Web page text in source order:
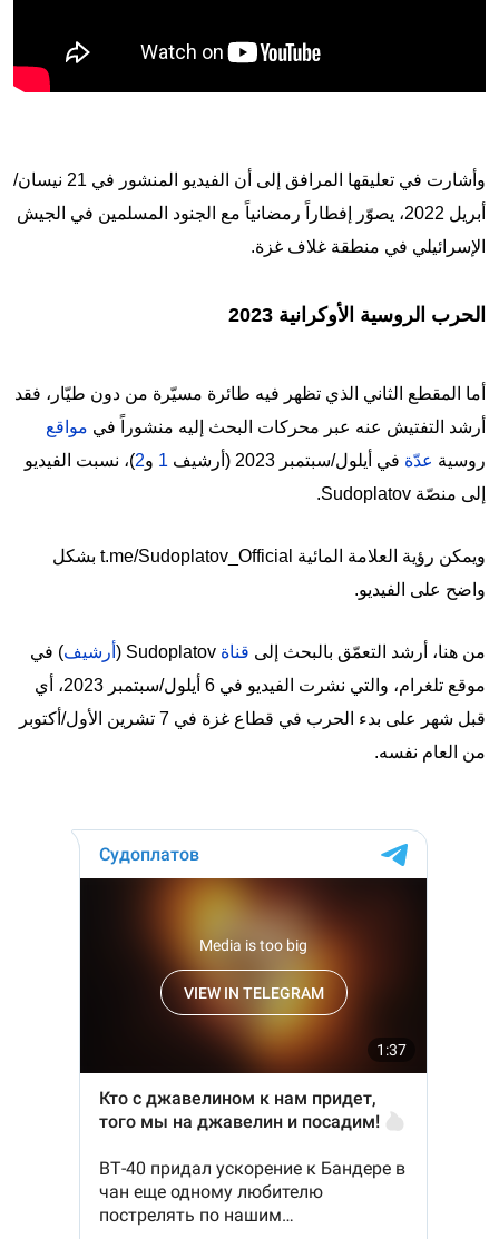
وأشارت في تعليقها المرافق إلى أن الفيديو المنشور في 21 نيسان/
أبريل 2022، يصوّر إفطاراً رمضانياً مع الجنود المسلمين في الجيش
الإسرائيلي في منطقة غلاف غزة.
الحرب الروسية الأوكرانية 2023
أما المقطع الثاني الذي تظهر فيه طائرة مسيّرة من دون طيّار، فقد
أرشد التفتيش عنه عبر محركات البحث إليه منشوراً في مواقع
روسية عدّة في أيلول/سبتمبر 2023 (أرشيف 1 و2)، نسبت الفيديو
إلى منصّة Sudoplatov.
ويمكن رؤية العلامة المائية t.me/Sudoplatov_Official بشكل
واضح على الفيديو.
من هنا، أرشد التعمّق بالبحث إلى قناة أرشيف) في
موقع تلغرام، والتي نشرت الفيديو في 6 أيلول/سبتمبر 2023، أي
قبل شهر على بدء الحرب في قطاع غزة في 7 تشرين الأول/أكتوبر
من العام نفسه.